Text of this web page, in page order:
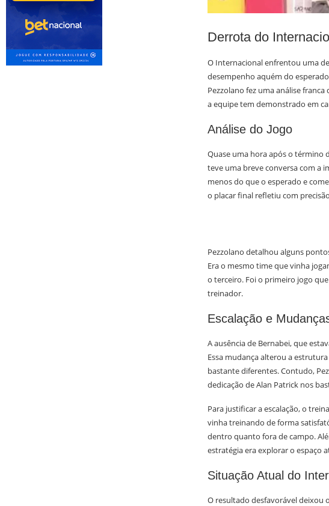
Derrota do
O Internacional enfrentou uma
desempenho aquém do
Pezzolano fez uma análise
a equipe tem demonstrado em
Análise do Jogo
Quase uma hora após o término
teve uma breve conversa com a
menos do que o esperado e
o placar final refletiu com
Pezzolano detalhou alguns
Era o mesmo time que vinha
o terceiro. Foi o primeiro jogo
treinador.
Escalação e
A ausência de Bernabei, que
Essa mudança alterou a
bastante diferentes. Contudo,
dedicação de Alan Patrick nos
Para justificar a escalação, o
vinha treinando de forma
dentro quanto fora de campo.
estratégia era explorar o espaço
Situação Atual do
O resultado desfavorável deixou